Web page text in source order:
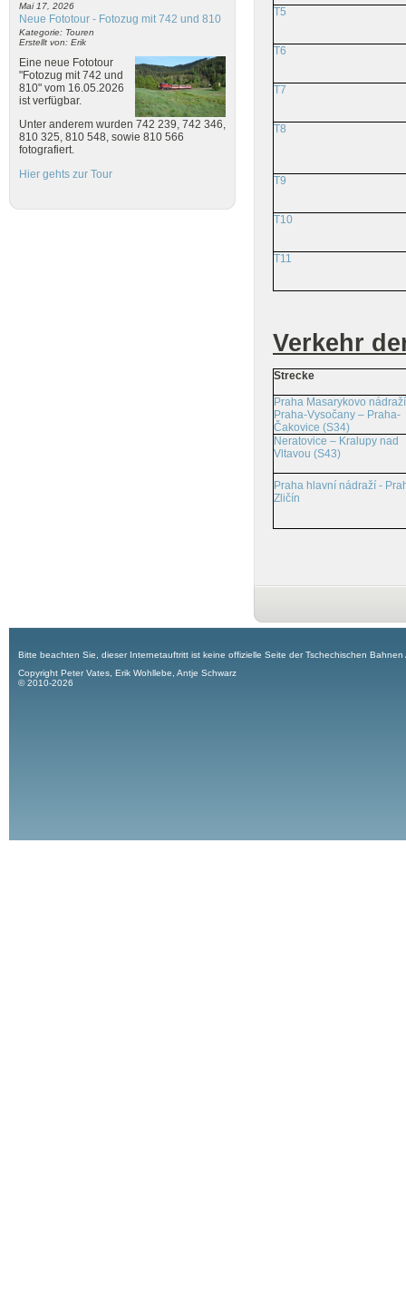
Mai 17, 2026
Neue Fototour - Fotozug mit 742 und 810
Kategorie: Touren
Erstellt von: Erik
Eine neue Fototour
"Fotozug mit 742 und
810" vom 16.05.2026
ist verfügbar.
Unter anderem wurden 742 239, 742 346,
810 325, 810 548, sowie 810 566
fotografiert.
Hier gehts zur Tour
T5
T6
T7
T8
T9
T10
T11
Verkehr
Strecke
Praha Masarykovo
Praha-Vysočany – Praha-
Čakovice (S34)
Neratovice – Kralupy nad
Vltavou (S43)
Praha hlavní nádraží -
Zličín
Bitte beachten Sie, dieser Internetauftritt ist keine offizielle Seite der Tschechischen
Copyright Peter Vates, Erik Wohllebe, Antje Schwarz
© 2010-2026